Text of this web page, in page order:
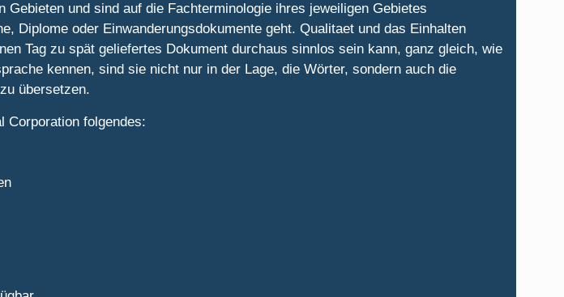
und sind auf die Fachterminologie ihres jeweiligen Gebietes
Diplome oder Einwanderungsdokumente geht. Qualitaet und das Einhalten
Tag zu spät geliefertes Dokument durchaus sinnlos sein kann, ganz gleich, wie
kennen, sind sie nicht nur in der Lage, die Wörter, sondern auch die
übersetzen.
Corporation folgendes: